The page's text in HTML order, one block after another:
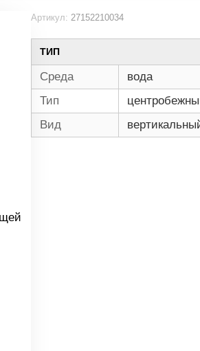
Артикул: 27152210034
ТИП
Среда
вода
Тип
Вид